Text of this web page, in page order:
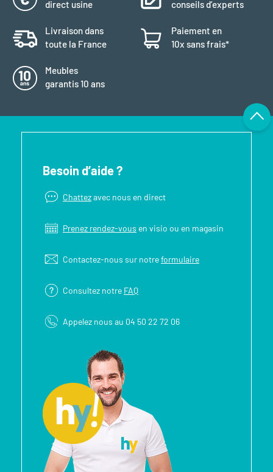
direct usine
conseils d’experts
Livraison dans
toute la France
Paiement en
10x sans frais*
Meubles
garantis 10 ans
Besoin d’aide ?
Chattezavec nous en direct
Prenez rendez-vous en visio ou en magasin
Contactez-nous sur notreformulaire
Consultez notre FAQ
Appelez nous au 04 50 22 72 06